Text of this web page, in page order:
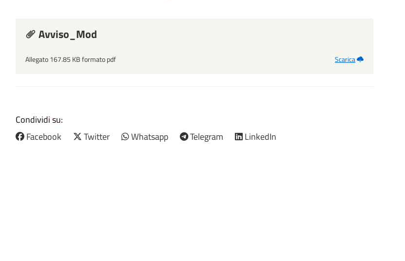
Avviso_Mod
Allegato 167.85 KB formato pdf Scarica
Condividi su:
Facebook
Twitter Whatsapp Telegram LinkedIn